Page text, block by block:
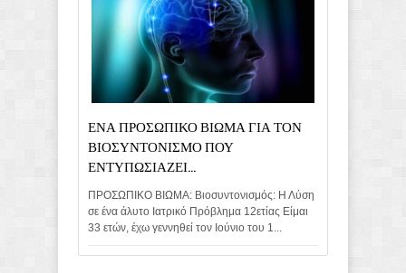
ΕΝΑ ΠΡΟΣΩΠΙΚΟ ΒΙΩΜΑ ΓΙΑ ΤΟΝ
ΒΙΟΣΥΝΤΟΝΙΣΜΟ ΠΟΥ
ΕΝΤΥΠΩΣΙΑΖΕΙ...
ΠΡΟΣΩΠΙΚΟ ΒΙΩΜΑ: Βιοσυντονισμός: Η Λύση
σε ένα άλυτο Ιατρικό Πρόβλημα 12ετίας Είμαι
33 ετών, έχω γεννηθεί τον Ιούνιο του 1...